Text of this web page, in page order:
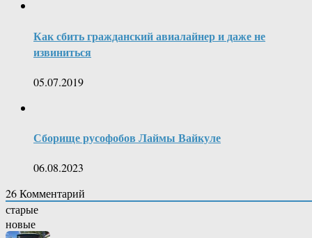
Как сбить гражданский авиалайнер и даже не
извиниться
05.07.2019
Сборище русофобов Лаймы Вайкуле
06.08.2023
26Комментарий
старые
новые